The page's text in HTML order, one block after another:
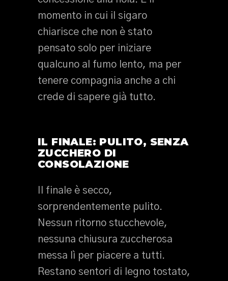
momento in cui il sigaro
chiarisce che non è stato
pensato solo per iniziare
qualcuno al fumo lento, ma per
tenere compagnia anche a chi
crede di sapere già tutto.
IL FINALE: PULITO, SENZA
ZUCCHERO DI
CONSOLAZIONE
Il finale è secco,
sorprendentemente pulito.
Nessun ritorno stucchevole,
nessuna chiusura zuccherosa
messa lì per piacere a tutti.
Restano sentori di legno tostato,